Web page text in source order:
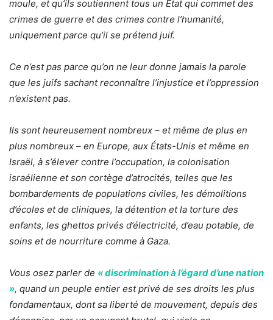
moule, et qu’ils soutiennent tous un État qui commet des
crimes de guerre et des crimes contre l’humanité,
uniquement parce qu’il se prétend juif.
Ce n’est pas parce qu’on ne leur donne jamais la parole
que les juifs sachant reconnaître l’injustice et l’oppression
n’existent pas.
Ils sont heureusement nombreux – et même de plus en
plus nombreux – en Europe, aux États-Unis et même en
Israël, à s’élever contre l’occupation, la colonisation
israélienne et son cortège d’atrocités, telles que les
bombardements de populations civiles, les démolitions
d’écoles et de cliniques, la détention et la torture des
enfants, les ghettos privés d’électricité, d’eau potable, de
soins et de nourriture comme à Gaza.
Vous osez parler de « discrimination à l’égard d’une nation
», quand un peuple entier est privé de ses droits les plus
fondamentaux, dont sa liberté de mouvement, depuis des